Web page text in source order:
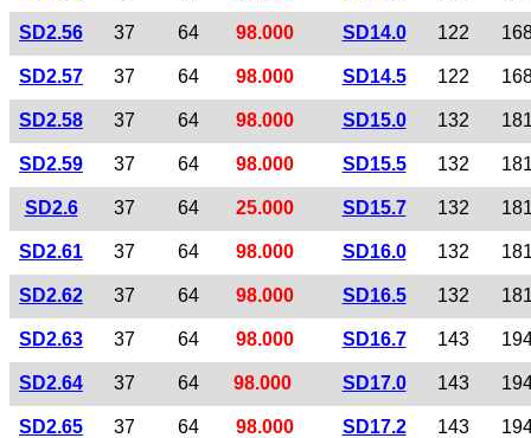
SD2.56 37 64 98.000 SD14.0 122
SD2.57 37 64 98.000 SD14.5 122
SD2.58 37 64 98.000 SD15.0 132
SD2.59 37 64 98.000 SD15.5 132
SD2.6 37 64 25.000 SD15.7 132
SD2.61 37 64 98.000 SD16.0 132
SD2.62 37 64 98.000 SD16.5 132
SD2.63 37 64 98.000 SD16.7 143
SD2.64 37 64 98.000 SD17.0 143
SD2.65 37 64 98.000 SD17.2 143